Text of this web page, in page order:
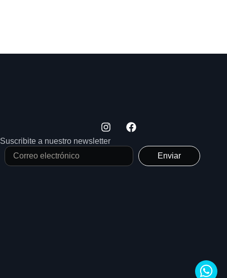
Suscribite a nuestro newsletter
Enviar